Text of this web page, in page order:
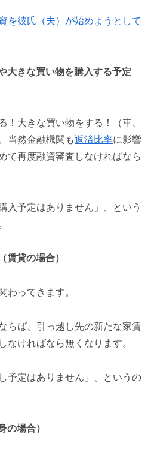
を彼氏（夫）が始めようとして
大きな買い物を購入する予定
！大きな買い物をする！（車、
当然金融機関も返済比率に影響
て再度融資審査しなければなら
入予定はありません」、という
賃貸の場合）
わってきます。
らば、引っ越し先の新たな家賃
なければなら無くなります。
予定はありません」、というの
の場合）